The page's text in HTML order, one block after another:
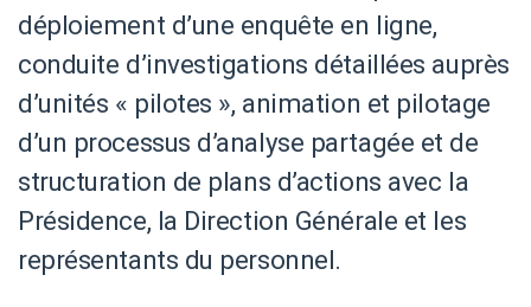
déploiement d’une enquête en ligne,
conduite d’investigations détaillées auprès
d’unités « pilotes », animation et pilotage
d’un processus d’analyse partagée et de
structuration de plans d’actions avec la
Présidence, la Direction Générale et les
représentants du personnel.